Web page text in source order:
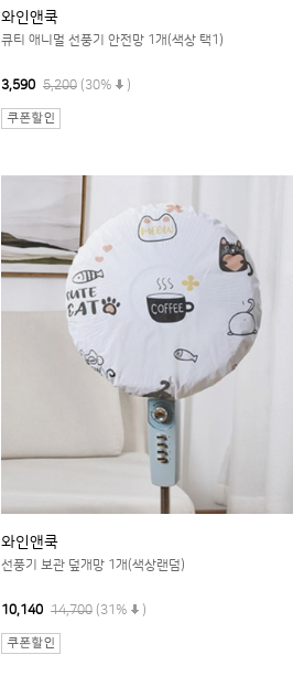
와인앤쿡
큐티 애니멀 선풍기 안전망 1개(색상 택1)
3,590 5,200 (30% )
와인앤쿡
선풍기 보관 덮개망 1개(색상랜덤)
10,140 14,700 (31% )